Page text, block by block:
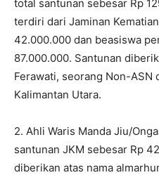
total santunan sebesar Rp
terdiri dari Jaminan
42.000.000 dan beasiswa
87.000.000. Santunan
Ferawati, seorang Non-ASN
Kalimantan Utara.
2. Ahli Waris Manda Jiu/
santunan JKM sebesar Rp
diberikan atas nama